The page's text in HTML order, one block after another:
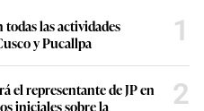
todas las actividades
y Pucallpa
1
el representante de JP en
iniciales sobre la
2